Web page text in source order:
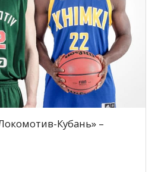
Кубань» –